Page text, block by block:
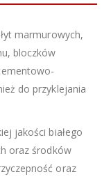
marmurowych,
bloczków
do przyklejania
jakości białego
oraz środków
oraz